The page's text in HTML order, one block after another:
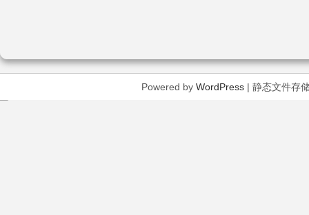
Powered by WordPress| 静态文件存